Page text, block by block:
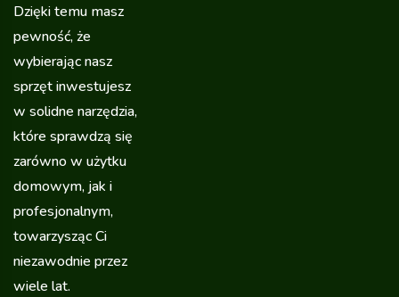
Dzięki temu masz
pewność, że
wybierając nasz
sprzęt inwestujesz
w solidne narzędzia,
które sprawdzą się
zarówno w użytku
domowym, jak i
profesjonalnym,
towarzysząc Ci
niezawodnie przez
wiele lat.